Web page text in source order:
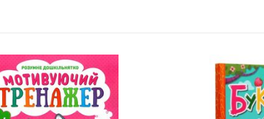
акції: http://novaposhta.ua/win_bmw